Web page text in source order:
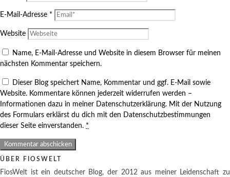
E-Mail-Adresse *
Website
Name, E-Mail-Adresse und Website in diesem Browser für meinen
nächsten Kommentar speichern.
Dieser Blog speichert Name, Kommentar und ggf. E-Mail sowie
Website. Kommentare können jederzeit widerrufen werden –
Informationen dazu in meiner Datenschutzerklärung. Mit der Nutzung
des Formulars erklärst du dich mit den Datenschutzbestimmungen
dieser Seite einverstanden. *
ÜBER FIOSWELT
FiosWelt ist ein deutscher Blog, der 2012 aus meiner Leidenschaft zu